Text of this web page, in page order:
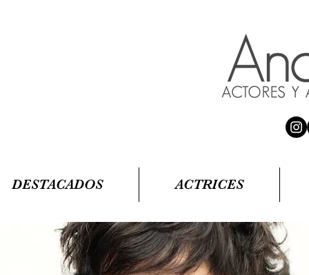
DESTACADOS ACTRICES